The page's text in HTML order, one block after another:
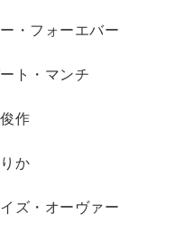
・フォーエバー
ト・マンチ
作
か
ズ・オーヴァー